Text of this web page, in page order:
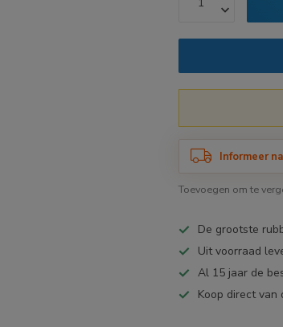
Informeer
Toevoegen om te
De grootste
Uit voorraad
Al 15 jaar de
Koop direct van